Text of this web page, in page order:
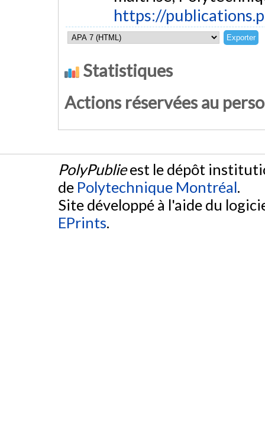
https://
Statistiques
Actions réservées au
PolyPublieest le dépôt
de Polytechnique Montréal.
Site développé à l'aide du
EPrints.